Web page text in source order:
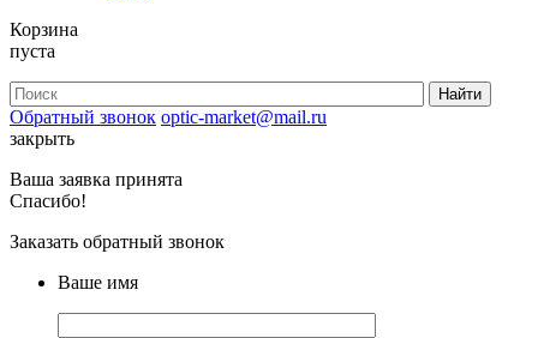
Корзина
пуста
Обратный звонок optic-market@mail.ru
закрыть
Ваша заявка принята
Спасибо!
Заказать обратный звонок
Ваше имя